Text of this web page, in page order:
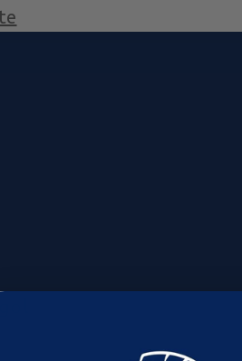
umple-l cu ceva ce-ți place!Nume